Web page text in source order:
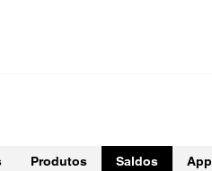
Produtos Saldos App